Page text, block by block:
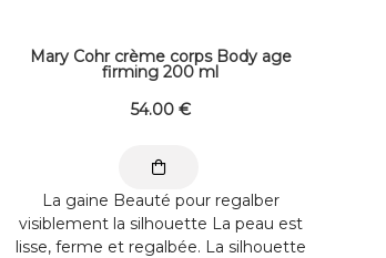
Mary Cohr crème corps Body age
firming 200 ml
54.00 €
La gaine Beauté pour regalber
visiblement la silhouette La peau est
lisse, ferme et regalbée. La silhouette